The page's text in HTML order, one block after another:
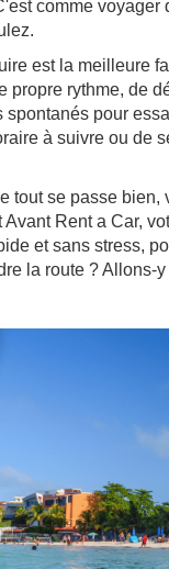
comme
est la meilleure
propre rythme, de
spontanés pour
à suivre ou de
tout se passe
Rent a Car,
et sans stress,
la route ? Allons-y